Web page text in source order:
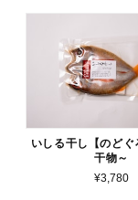
いしる干し【のどぐ
干物～
¥3,780